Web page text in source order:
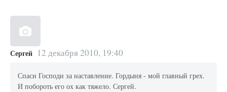
Сергей 12 декабря 2010, 19:40
Спаси Господи за наставление. Гордыня - мой главный грех.
И побороть его ох как тяжело. Сергей.